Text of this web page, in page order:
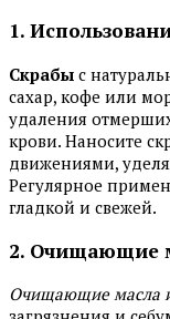
1.
Скрабы с
сахар, кофе или
удаления
крови. Наносите
движениями,
Регулярное
гладкой и свежей.
2. Очищающие
Очищающие масла